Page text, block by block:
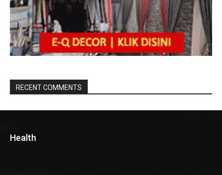
RECENT COMMENTS
Health